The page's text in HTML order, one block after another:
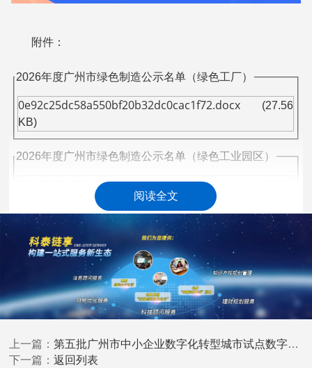
附件：
2026年度广州市绿色制造公示名单（绿色工厂）
0e92c25dc58a550bf20b32dc0cac1f72.docx (27.56
KB)
2026年度广州市绿色制造公示名单（绿色工业园区）
82b6007e682cacccf256cec50848235c.docx
广州市工业和信息化局
2026年6月30日
阅读全文
上一篇：第五批广州市中小企业数字化转型城市试点数字化牵引单位名单的公示
下一篇：返回列表